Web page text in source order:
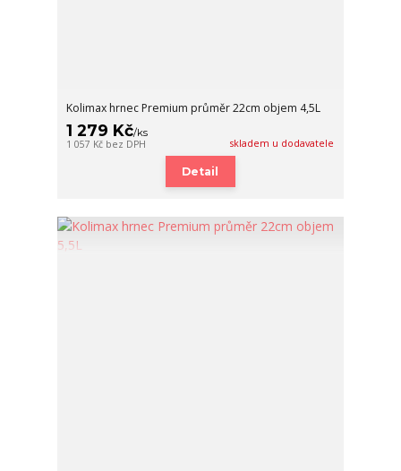
Kolimax hrnec Premium průměr 22cm objem 4,5L
1 279 Kč/ks
1 057 Kč bez DPH skladem u dodavatele
Detail